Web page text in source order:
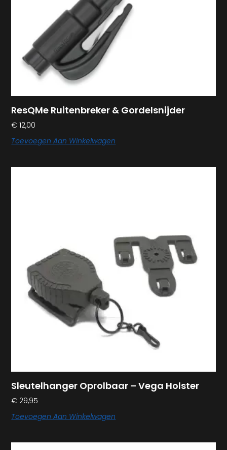
ResQMe Ruitenbreker & Gordelsnijder
€ 12,00
Toevoegen Aan Winkelwagen
Sleutelhanger Oprolbaar – Vega Holster
€ 29,95
Toevoegen Aan Winkelwagen